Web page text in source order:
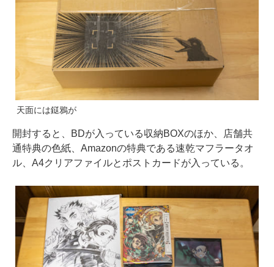
天面には鎹鴉が
開封すると、BDが入っている収納BOXのほか、店舗共
通特典の色紙、Amazonの特典である速乾マフラータオ
ル、A4クリアファイルとポストカードが入っている。